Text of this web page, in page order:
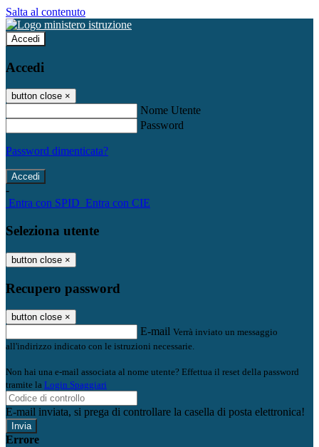
Salta al contenuto
Accedi
Accedi
button close ×
Nome Utente
Password
Password dimenticata?
-
Entra con SPID Entra con CIE
Seleziona utente
button close ×
Recupero password
button close ×
E-mail Verrà inviato un messaggio
all'indirizzo indicato con le istruzioni necessarie.
Non hai una e-mail associata al nome utente? Effettua il reset della password
tramite la Login Spaggiari
E-mail inviata, si prega di controllare la casella di posta elettronica!
Errore